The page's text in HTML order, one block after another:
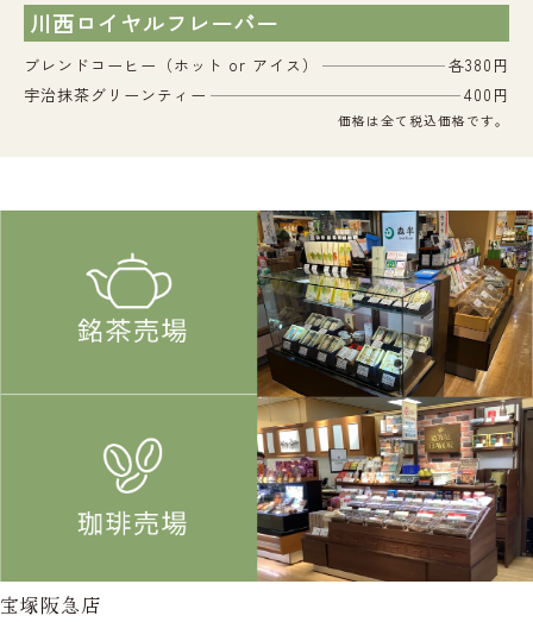
川西ロイヤルフレーバー
ブレンドコーヒー（ホット or アイス）
各380円
宇治抹茶グリーンティー
400円
価格は全て税込価格です。
宝塚阪急店